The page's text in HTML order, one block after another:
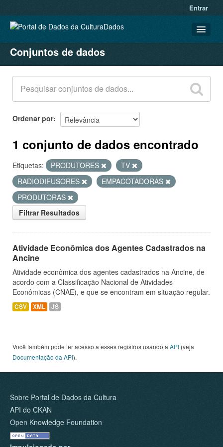
Entrar
CONJUNTOS DE DADOS
ORGANIZAÇÕES
GRUPOS
SOBRE
Conjuntos de dados
Ordenar por
1 conjunto de dados encontrado
Etiquetas: PRODUTORES
TV
RADIODIFUSORES
EMPACOTADORAS
PRODUTORAS
Filtrar Resultados
Atividade Econômica dos Agentes Cadastrados na
Ancine
Atividade econômica dos agentes cadastrados na Ancine, de
acordo com a Classificação Nacional de Atividades
Econômicas (CNAE), e que se encontram em situação regular.
CSV XML JS
Você também pode ter acesso a esses registros usando a API (veja
Documentação da API).
Sobre Portal de Dados da Cultura
API do CKAN
Open Knowledge Foundation